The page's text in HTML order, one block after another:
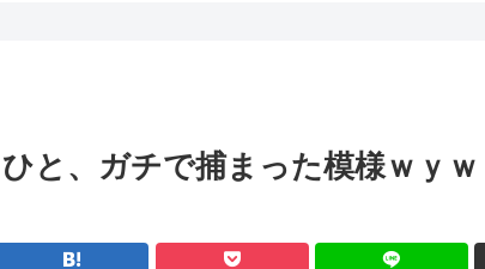
るwww「母親の前...
首相官
声優、
高市政
謎の新
と、ガチで捕まった模様ｗｙ